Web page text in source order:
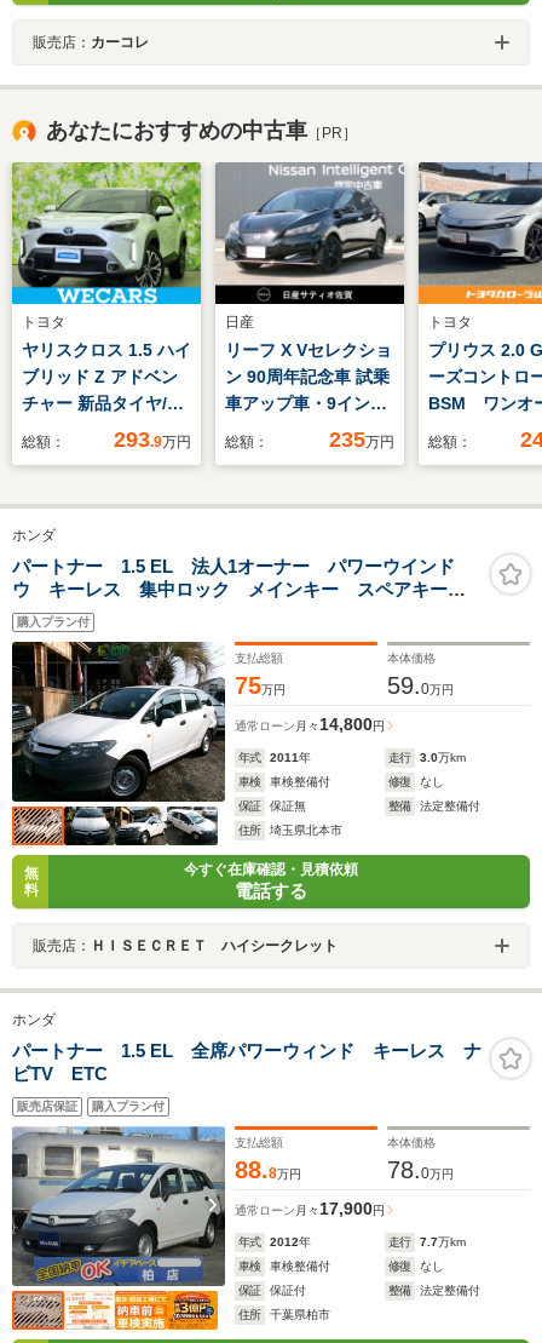
販売店： カーコレ
あなたにおすすめの中古車 ［PR］
トヨタ
ヤリスクロス 1.5 ハイ
ブリッド Z アドベン
チャー 新品タイヤ/デ
ィスプレイオーディ
ックビューモニター/
車線逸脱防止支援シス
テム/シート ハーフレ
ザー/ヘッドランプ
LED/ETC2.0
総額： 293.9万円
日産
リーフ X Vセレクショ
ン 90周年記念車 試乗
車アップ車・9インチ
メーカーナビ・全方位
ー・シート・ハンドル
総額： 235万円
トヨタ
プリウス 2.0
ーズコント
BSM ワン
ETC シート
総額：
ホンダ
パートナー 1.5 EL 法人1オーナー パワーウインド
ウ キーレス 集中ロック メインキー スペアキー
純正ナビ TV SD AUX 純正ETC メンテナンスノー
ト 取扱説明書 OPドアバイザー OPスプラッシュガ
ード OPシガーソケット
購入プラン付
支払総額
75万円
本体価格
59.0万円
通常ローン 月々 14,800円
年式 2011年 走行 3.0万km
車検
車検整備付 修復
なし
保証
保証無 整備
法定整備付
住所
埼玉県北本市
無
料
今すぐ在庫確認・見積依頼
電話する
販売店： ＨＩＳＥＣＲＥＴ ハイシークレット
ホンダ
パートナー 1.5 EL 全席パワーウィンド キーレス ナ
ビTV ETC
販売店保証 購入プラン付
支払総額
88.8万円
本体価格
78.0万円
通常ローン 月々 17,900円
年式 2012年 走行 7.7万km
車検
車検整備付 修復
なし
保証
保証付 整備
法定整備付
住所
千葉県柏市